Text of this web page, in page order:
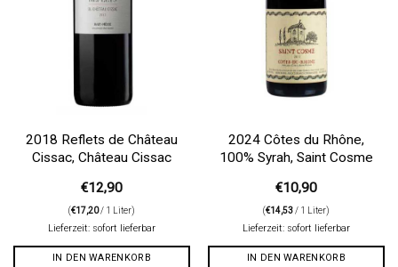
2018 Reflets de Château
Cissac, Château Cissac
€12,90
(€17,20/ 1 Liter)
Lieferzeit: sofort lieferbar
IN DEN WARENKORB
2024 Côtes du Rhône,
100% Syrah, Saint Cosme
€10,90
(€14,53/ 1 Liter)
Lieferzeit: sofort lieferbar
IN DEN WARENKORB